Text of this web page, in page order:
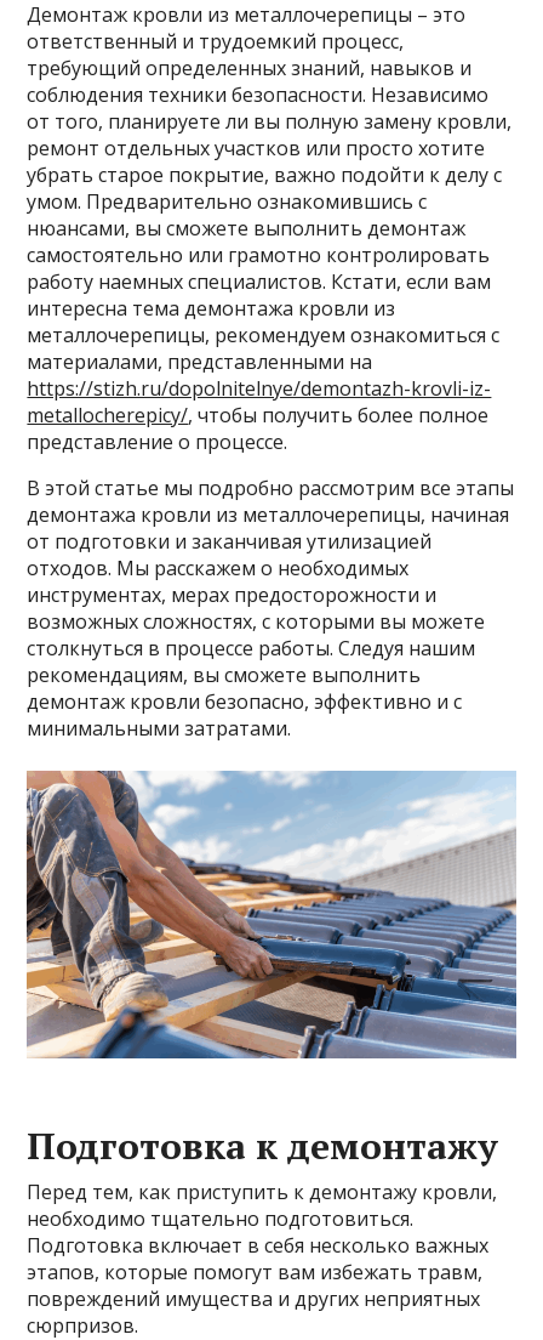
Демонтаж кровли из металлочерепицы – это
ответственный и трудоемкий процесс,
требующий определенных знаний, навыков и
соблюдения техники безопасности. Независимо
от того, планируете ли вы полную замену кровли,
ремонт отдельных участков или просто хотите
убрать старое покрытие, важно подойти к делу с
умом. Предварительно ознакомившись с
нюансами, вы сможете выполнить демонтаж
самостоятельно или грамотно контролировать
работу наемных специалистов. Кстати, если вам
интересна тема демонтажа кровли из
металлочерепицы, рекомендуем ознакомиться с
материалами, представленными на
https://stizh.ru/dopolnitelnye/demontazh-krovli-iz-
metallocherepicy/, чтобы получить более полное
представление о процессе.
В этой статье мы подробно рассмотрим все этапы
демонтажа кровли из металлочерепицы, начиная
от подготовки и заканчивая утилизацией
отходов. Мы расскажем о необходимых
инструментах, мерах предосторожности и
возможных сложностях, с которыми вы можете
столкнуться в процессе работы. Следуя нашим
рекомендациям, вы сможете выполнить
демонтаж кровли безопасно, эффективно и с
минимальными затратами.
Подготовка к демонтажу
Перед тем, как приступить к демонтажу кровли,
необходимо тщательно подготовиться.
Подготовка включает в себя несколько важных
этапов, которые помогут вам избежать травм,
повреждений имущества и других неприятных
сюрпризов.